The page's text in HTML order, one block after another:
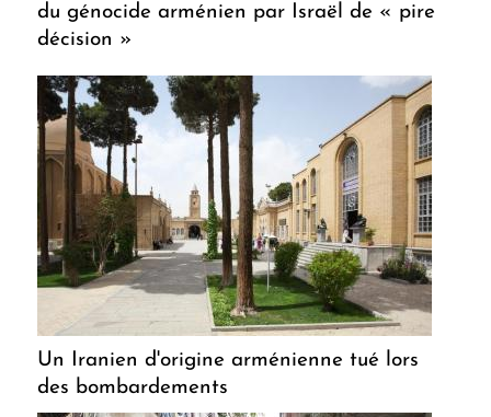
du génocide arménien par Israël de « pire
décision »
Un Iranien d'origine arménienne tué lors
des bombardements